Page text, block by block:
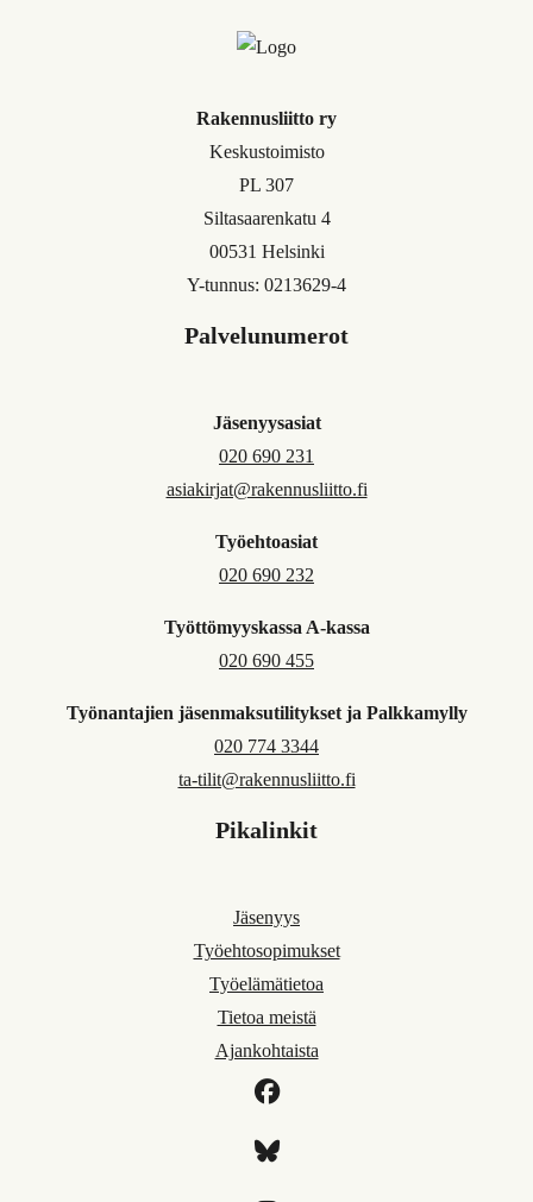
Rakennusliitto ry
Keskustoimisto
PL 307
Siltasaarenkatu 4
00531 Helsinki
Y-tunnus: 0213629-4
Palvelunumerot
Jäsenyysasiat
020 690 231
asiakirjat@rakennusliitto.fi
Työehtoasiat
020 690 232
Työttömyyskassa A-kassa
020 690 455
Työnantajien jäsenmaksutilitykset ja Palkkamylly
020 774 3344
ta-tilit@rakennusliitto.fi
Pikalinkit
Jäsenyys
Työehtosopimukset
Työelämätietoa
Tietoa meistä
Ajankohtaista